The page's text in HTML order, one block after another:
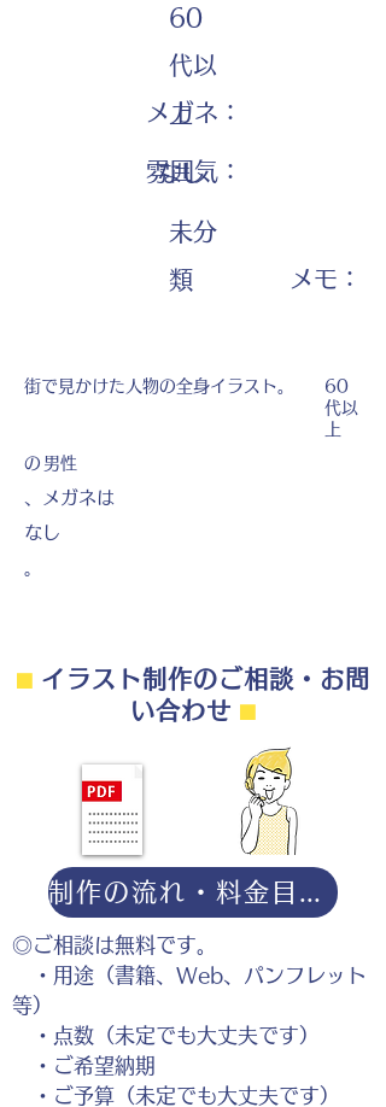
60
代以
上
メガネ：
なし
雰囲気：
未分
類
​メモ：
街で見かけた人物の全身イラスト。
60
代以
上
の 男性
、メガネは
なし
。
⬛︎イラスト制作のご相談・お問
い合わせ ⬛︎
◎ご相談は無料です。
・用途（書籍、Web、パンフレット
等）
・点数（未定でも大丈夫です）
・ご希望納期
・ご予算（未定でも大丈夫です）